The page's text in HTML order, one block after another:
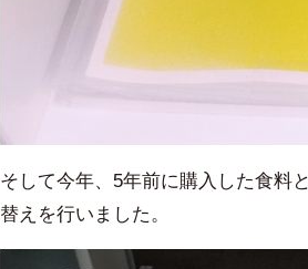
そして今年、5年前に購入した食料
替えを行いました。